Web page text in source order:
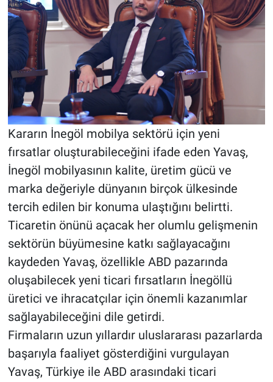
Kararın İnegöl mobilya sektörü için yeni
fırsatlar oluşturabileceğini ifade eden Yavaş,
İnegöl mobilyasının kalite, üretim gücü ve
marka değeriyle dünyanın birçok ülkesinde
tercih edilen bir konuma ulaştığını belirtti.
Ticaretin önünü açacak her olumlu gelişmenin
sektörün büyümesine katkı sağlayacağını
kaydeden Yavaş, özellikle ABD pazarında
oluşabilecek yeni ticari fırsatların İnegöllü
üretici ve ihracatçılar için önemli kazanımlar
sağlayabileceğini dile getirdi.
Firmaların uzun yıllardır uluslararası pazarlarda
başarıyla faaliyet gösterdiğini vurgulayan
Yavaş, Türkiye ile ABD arasındaki ticari